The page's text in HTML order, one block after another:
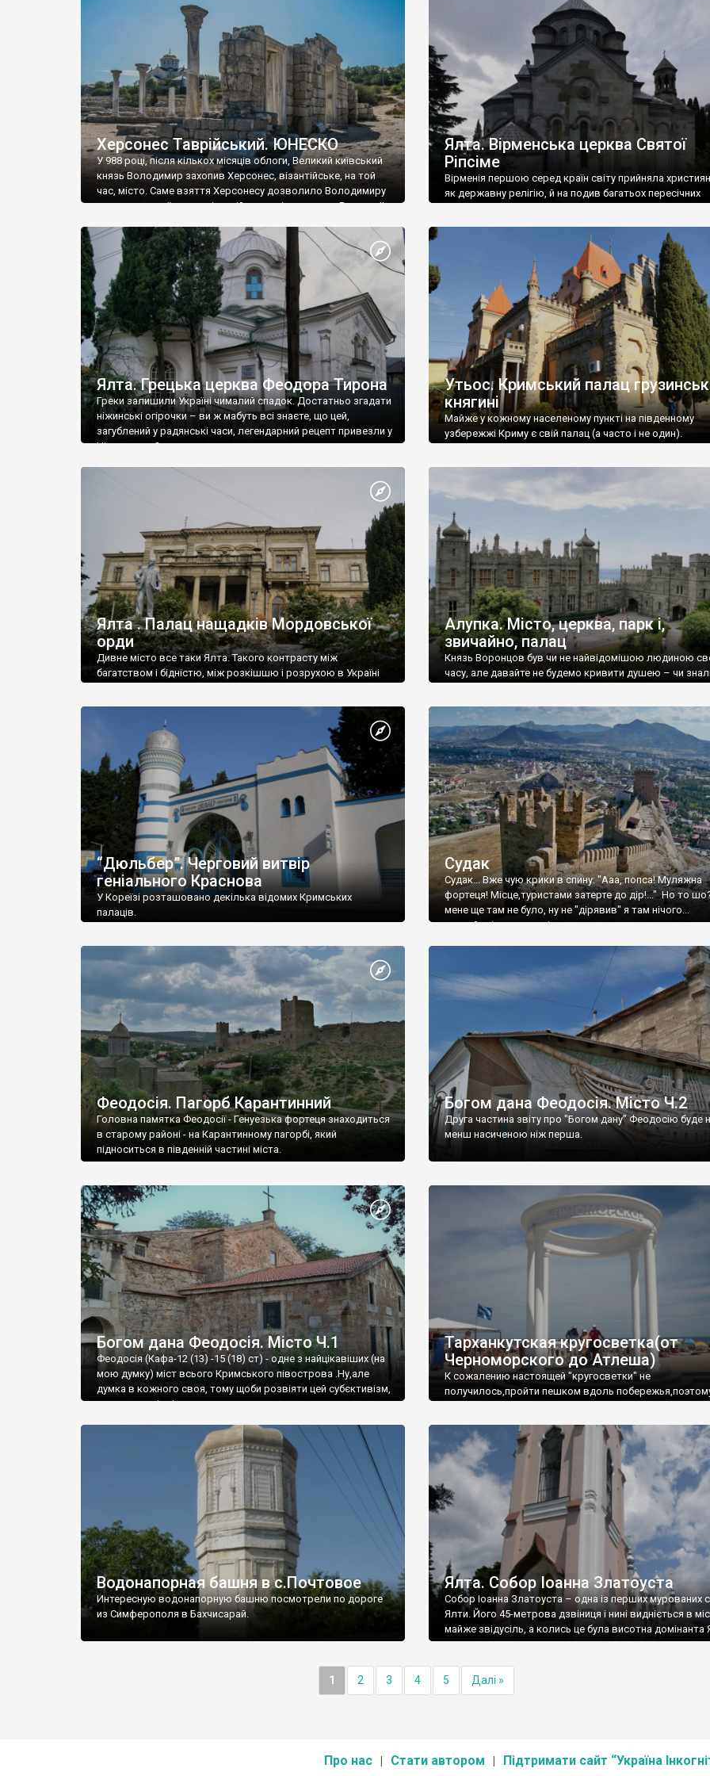
візантійської доби. Раритети викрадені з фондів об’єкту
культурної спадщини ЮНЕСКО «Херсонеса Таврійського».
Офіційно – на виставку «Золото Візантії», але експерти та
влада в Україні вважають це лише […]
називаються «повстяками» (postaki)…” “Вино. Крим
виробляє відмінне вино і його вдосталь: воно все
легке біле і дуже […]
Херсонес Таврійський. ЮНЕСКО
У 988 році, після кількох місяців облоги, Великий київський
князь Володимир захопив Херсонес, візантійське, на той
час, місто. Саме взяття Херсонесу дозволило Володимиру
диктувати свої умови візантійському імператору Василю ІІ,
Херсонесі Володимир-язичник, став Василем-
християнином. А потім було Хрещення Русі. На честь
Херсонесу Таврійського названо місто […]
Ялта. Вірменська церква Святої
Ріпсіме
Вірменія першою серед країн світу прийняла
як державну релігію, й на подив багатьох пересічних
Ялта. Грецька церква Феодора Тирона
Греки залишили Україні чималий спадок. Достатньо згадати
ніжинські огірочки – ви ж мабуть всі знаєте, що цей,
загублений у радянські часи, легендарний рецепт привезли у
Ніжин греки?
Утьос. Кримський палац
княгині
Майже у кожному населеному пункті на південному
узбережжі Криму є свій палац (а часто і не один).
Ялта . Палац нащадків Мордовської
орди
Дивне місто все таки Ялта. Такого контрасту між
багатством і бідністю, між розкішшю і розрухою в Україні
Алупка. Місто, церква, парк і,
звичайно, палац
Князь Воронцов був чи не найвідомішою людиною
часу, але давайте не будемо кривити душею – чи
“Дюльбер”. Черговий витвір
геніального Краснова
У Кореїзі розташовано декілька відомих Кримських
палаців.
Судак
Судак... Вже чую крики в спину: "Ааа, попса! Муляжна
фортеця! Місце,туристами затерте до дір!..." Но то
мене ще там не було, ну не "дірявив" я там нічого...
принаймні до цього літа.
Феодосія. Пагорб Карантинний
Головна памятка Феодосії - Генуезька фортеця знаходиться
в старому районі - на Карантинному пагорбі, який
підноситься в південній частині міста.
Богом дана Феодосія. Місто Ч.2
Друга частина звіту про "Богом дану" Феодосію буде
менш насиченою ніж перша.
Богом дана Феодосія. Місто Ч.1
Феодосія (Кафа-12 (13) -15 (18) ст) - одне з найцікавіших (на
мою думку) міст всього Кримського півострова .Ну,але
думка в кожного своя, тому щоби розвіяти цей субєктивізм,
запрошую відвідати це
Тарханкутская кругосветка(от
Черноморского до Атлеша)
К сожалению настоящей "кругосветки" не
получилось,пройти пешком вдоль
Водонапорная башня в с.Почтовое
Интересную водонапорную башню посмотрели по дороге
из Симферополя в Бахчисарай.
Ялта. Собор Іоанна Златоуста
Собор Іоанна Златоуста – одна із перших мурованих
Ялти. Його 45-метрова дзвіниця і нині видніється в
майже звідусіль, а колись це була висотна домінанта
1 2 3 4 5 Далі »
Про нас Стати автором Підтримати сайт “Україна